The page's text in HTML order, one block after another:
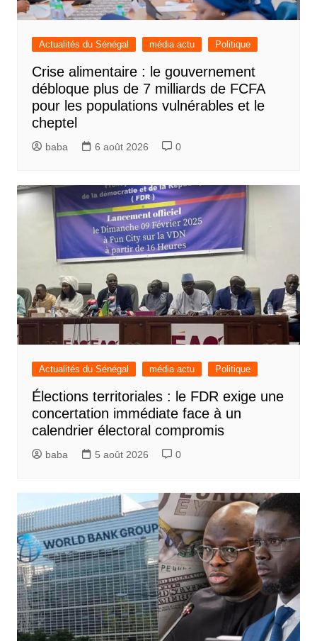
Actualités du Sénégal média actu Politique
Crise alimentaire : le gouvernement
débloque plus de 7 milliards de FCFA
pour les populations vulnérables et le
cheptel
baba 6 août 2026 0
Actualités du Sénégal média actu Politique
Élections territoriales : le FDR exige une
concertation immédiate face à un
calendrier électoral compromis
baba 5 août 2026 0